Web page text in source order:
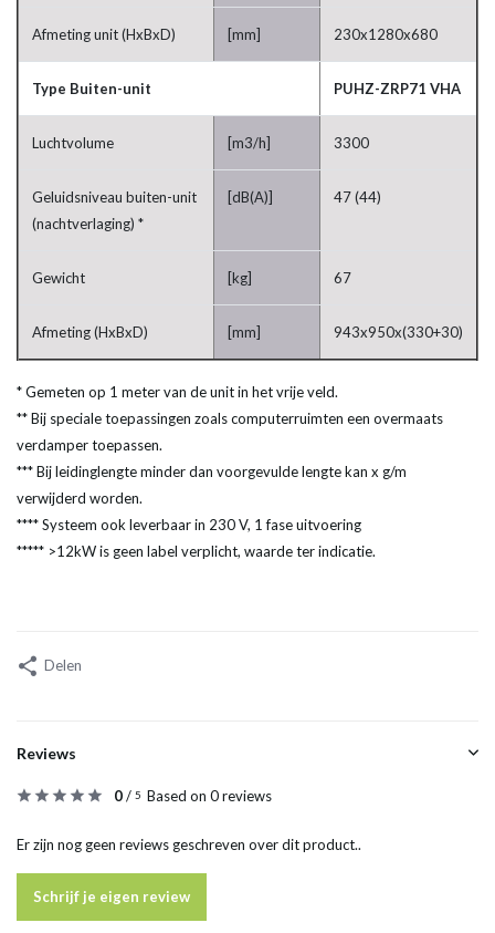
Afmeting unit (HxBxD) [mm] 230x1280x680
Type Buiten-unit PUHZ-ZRP71 VHA
Luchtvolume [m3/h] 3300
Geluidsniveau buiten-unit
(nachtverlaging) *
[dB(A)] 47 (44)
Gewicht [kg] 67
Afmeting (HxBxD) [mm] 943x950x(330+30)
* Gemeten op 1 meter van de unit in het vrije veld.
** Bij speciale toepassingen zoals computerruimten een overmaats
verdamper toepassen.
*** Bij leidinglengte minder dan voorgevulde lengte kan x g/m
verwijderd worden.
**** Systeem ook leverbaar in 230 V, 1 fase uitvoering
***** >12kW is geen label verplicht, waarde ter indicatie.
Delen
Reviews
0/ 5 Based on 0 reviews
Er zijn nog geen reviews geschreven over dit product..
Schrijf je eigen review